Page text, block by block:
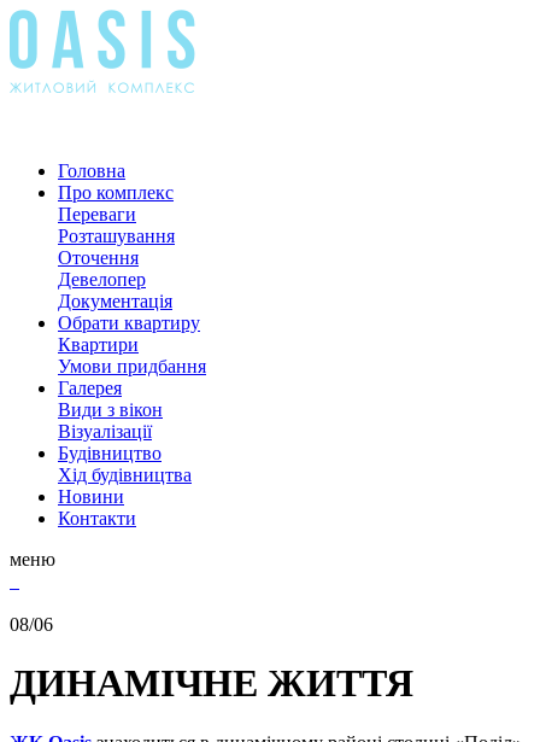
Головна
Про комплекс
Переваги
Розташування
Оточення
Девелопер
Документація
Обрати квартиру
Квартири
Умови придбання
Галерея
Види з вікон
Візуалізації
Будівництво
Хід будівництва
Новини
Контакти
меню
08/06
ДИНАМІЧНЕ ЖИТТЯ